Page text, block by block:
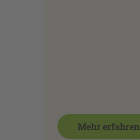
Mehr erfahren